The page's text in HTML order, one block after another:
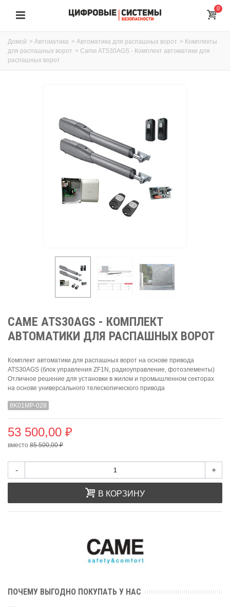
0
Домой > Автоматика > Автоматика для распашных ворот > Комплекты
для распашных ворот > Came ATS30AGS - Комплект автоматики для
распашных ворот
CAME ATS30AGS - КОМПЛЕКТ
АВТОМАТИКИ ДЛЯ РАСПАШНЫХ ВОРОТ
Комплект автоматики для распашных ворот на основе привода
ATS30AGS (блок управления ZF1N, радиоуправление, фотоэлементы)
Отличное решение для установки в жилом и промышленном секторах
на основе универсального телескопического привода
8K01MP-028
53 500,00 ₽
вместо 85 500,00 ₽
- +
В КОРЗИНУ
ПОЧЕМУ ВЫГОДНО ПОКУПАТЬ У НАС